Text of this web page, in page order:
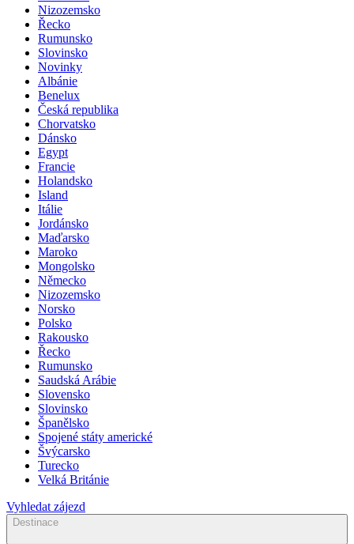
Nizozemsko
Řecko
Rumunsko
Slovinsko
Novinky
Albánie
Benelux
Česká republika
Chorvatsko
Dánsko
Egypt
Francie
Holandsko
Island
Itálie
Jordánsko
Maďarsko
Maroko
Mongolsko
Německo
Nizozemsko
Norsko
Polsko
Rakousko
Řecko
Rumunsko
Saudská Arábie
Slovensko
Slovinsko
Španělsko
Spojené státy americké
Švýcarsko
Turecko
Velká Británie
Vyhledat zájezd
Destinace